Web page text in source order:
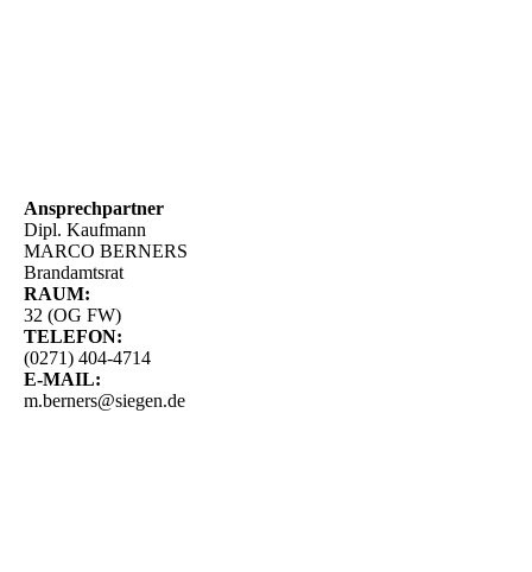
Ansprechpartner
Dipl. Kaufmann
MARCO BERNERS
Brandamtsrat
RAUM:
32 (OG FW)
TELEFON:
(0271) 404-4714
E-MAIL:
m.berners@siegen.de